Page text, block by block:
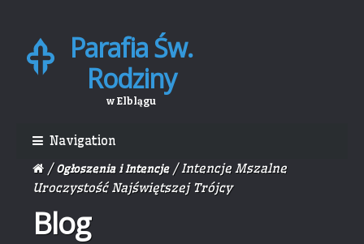
Skip
to
navigation
Skip
to
content
Parafia Św.
Rodziny
w Elblągu
Navigation
/Ogłoszenia i Intencje/ Intencje Mszalne
Uroczystość Najświętszej Trójcy
Blog